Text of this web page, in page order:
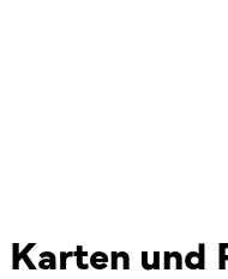
Karten und